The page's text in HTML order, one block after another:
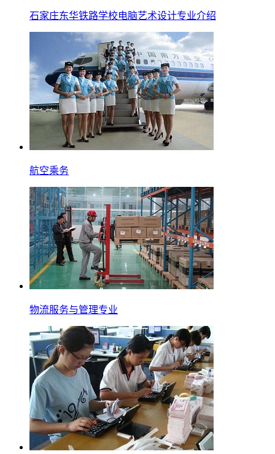
石家庄东华铁路学校电脑艺术设计专业介绍
航空乘务
物流服务与管理专业